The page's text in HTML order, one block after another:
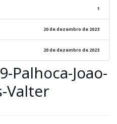
1
20 de dezembro de 2023
20 de dezembro de 2023
Palhoca-Joao-
Valter